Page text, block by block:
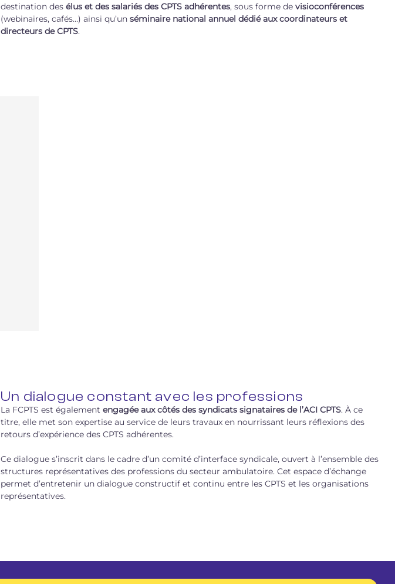
destination des élus et des salariés des CPTS adhérentes, sous forme de visioconférences
(webinaires, cafés…) ainsi qu’un séminaire national annuel dédié aux coordinateurs et
directeurs de CPTS.
Un dialogue constant avec les professions
La FCPTS est également engagée aux côtés des syndicats signataires de l’ACI CPTS. À ce
titre, elle met son expertise au service de leurs travaux en nourrissant leurs réflexions des
retours d’expérience des CPTS adhérentes.
Ce dialogue s’inscrit dans le cadre d’un comité d’interface syndicale, ouvert à l’ensemble des
structures représentatives des professions du secteur ambulatoire. Cet espace d’échange
permet d’entretenir un dialogue constructif et continu entre les CPTS et les organisations
représentatives.